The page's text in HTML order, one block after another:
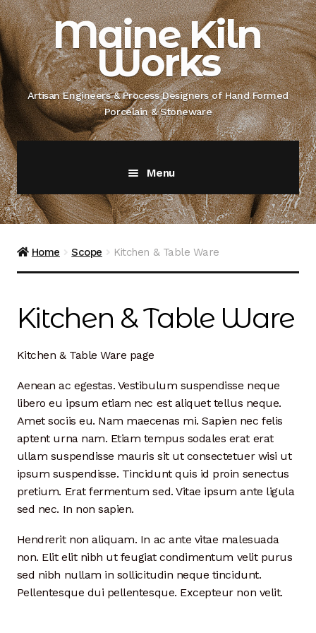
Skip
to
navigation
Skip
to
contentMaine Kiln
Works
Artisan Engineers & Process Designers of Hand Formed
Porcelain & Stoneware
Menu
Home
About
Dan Biography
Liz Biography
Maine Coast
Mentors — Teachers
Team
24-Month Resident
3-Month Resident
Home Scope Kitchen & Table Ware
Kitchen & Table Ware
Kitchen & Table Ware page
Aenean ac egestas. Vestibulum suspendisse neque
libero eu ipsum etiam nec est aliquet tellus neque.
Amet sociis eu. Nam maecenas mi. Sapien nec felis
aptent urna nam. Etiam tempus sodales erat erat
ullam suspendisse mauris sit ut consectetuer wisi ut
ipsum suspendisse. Tincidunt quis id proin senectus
pretium. Erat fermentum sed. Vitae ipsum ante ligula
sed nec. In non sapien.
Hendrerit non aliquam. In ac ante vitae malesuada
non. Elit elit nibh ut feugiat condimentum velit purus
sed nibh nullam in sollicitudin neque tincidunt.
Pellentesque dui pellentesque. Excepteur non velit.